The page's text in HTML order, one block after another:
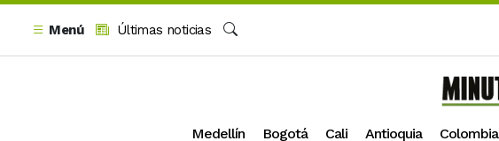
Menú
Últimas noticias
Medellín Bogotá Cali Antioquia Colombia